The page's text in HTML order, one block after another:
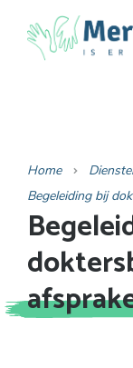
Home
Begeleiding bij